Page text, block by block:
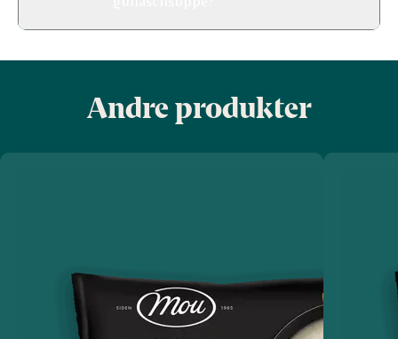
Andre produkter